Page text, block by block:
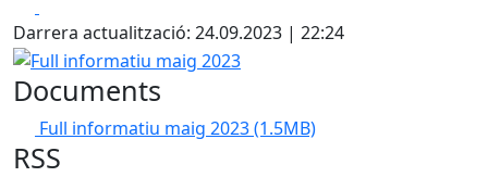
Darrera actualització: 24.09.2023 | 22:24
Full informatiu maig 2023
Documents
Full informatiu maig 2023(1.5MB)
RSS